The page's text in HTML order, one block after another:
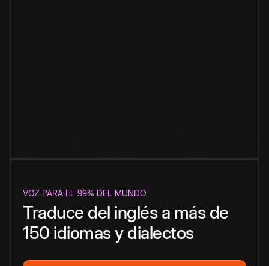
VOZ PARA EL 99% DEL MUNDO
Traduce del inglés a más de
150 idiomas y dialectos